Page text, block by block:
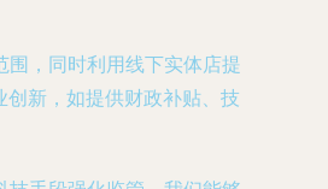
，同时利用线下实体店提
新，如提供财政补贴、技